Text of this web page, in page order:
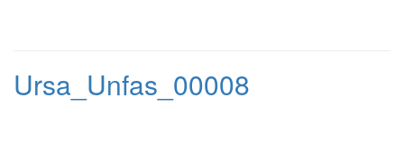
Ursa_Unfas_00008